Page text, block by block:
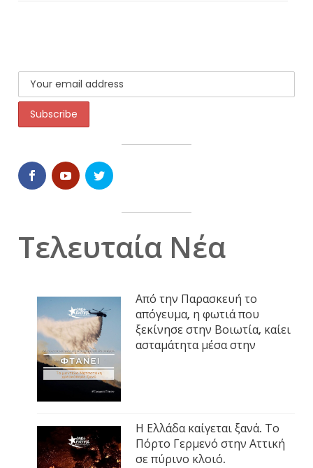
Τελευταία Νέα
Από την Παρασκευή το
απόγευμα, η φωτιά που
ξεκίνησε στην Βοιωτία, καίει
ασταμάτητα μέσα στην
Η Ελλάδα καίγεται ξανά. Το
Πόρτο Γερμενό στην Αττική
σε πύρινο κλοιό.